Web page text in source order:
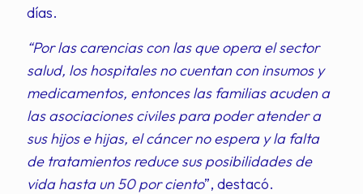
días.
“Por las carencias con las que opera el sector
salud, los hospitales no cuentan con insumos y
medicamentos, entonces las familias acuden a
las asociaciones civiles para poder atender a
sus hijos e hijas, el cáncer no espera y la falta
de tratamientos reduce sus posibilidades de
vida hasta un 50 por ciento”, destacó.